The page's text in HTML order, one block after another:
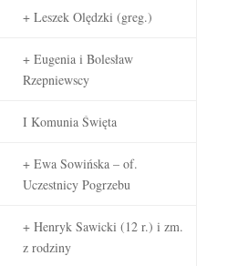
+ Leszek Olędzki (greg.)
+ Eugenia i Bolesław
Rzepniewscy
I Komunia Święta
+ Ewa Sowińska – of.
Uczestnicy Pogrzebu
+ Henryk Sawicki (12 r.) i zm.
z rodziny